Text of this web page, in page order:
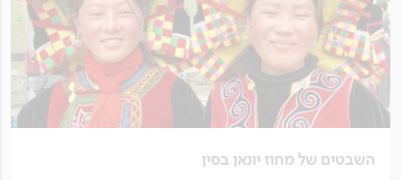
השבטים של מחוז יונאן בסין